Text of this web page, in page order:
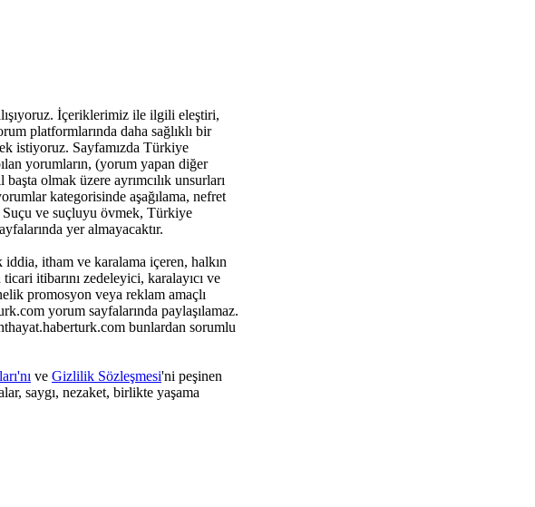
İçeriklerimiz ile ilgili eleştiri,
platformlarında daha sağlıklı bir
istiyoruz. Sayfamızda Türkiye
yorumların, (yorum yapan diğer
olmak üzere ayrımcılık unsurları
kategorisinde aşağılama, nefret
Suçu ve suçluyu övmek, Türkiye
yer almayacaktır.
itham ve karalama içeren, halkın
itibarını zedeleyici, karalayıcı ve
promosyon veya reklam amaçlı
yorum sayfalarında paylaşılamaz.
bunlardan sorumlu
ve Gizlilik Sözleşmesi'ni peşinen
saygı, nezaket, birlikte yaşama